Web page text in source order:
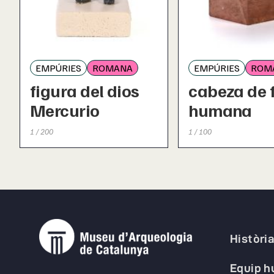
EMPÚRIES ROMANA
figura del dios
Mercurio
1 / 200
EMPÚRIES
cabeza de
humana
1 / 100
Equip